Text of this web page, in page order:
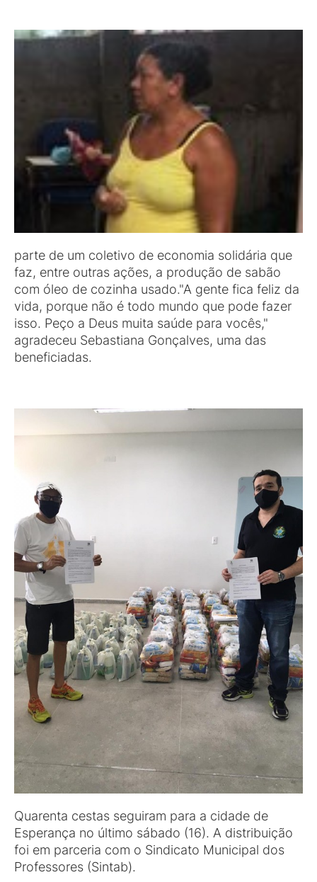
parte de um coletivo de economia solidária que
faz, entre outras ações, a produção de sabão
com óleo de cozinha usado."A gente fica feliz da
vida, porque não é todo mundo que pode fazer
isso. Peço a Deus muita saúde para vocês,"
agradeceu Sebastiana Gonçalves, uma das
beneficiadas.
Quarenta cestas seguiram para a cidade de
Esperança no último sábado (16). A distribuição
foi em parceria com o Sindicato Municipal dos
Professores (Sintab).